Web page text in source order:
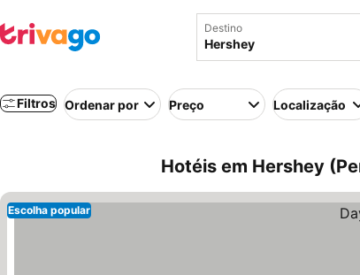
Destino
Filtros Ordenar por Preço Localização
Hotéis em Hershey
Escolha popular